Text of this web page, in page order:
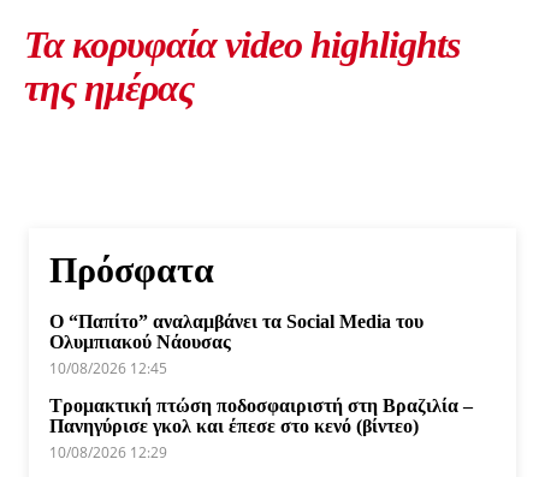
Τα κορυφαία video highlights
της ημέρας
Πρόσφατα
Ο “Παπίτο” αναλαμβάνει τα Social Media του
Ολυμπιακού Νάουσας
10/08/2026 12:45
Τρομακτική πτώση ποδοσφαιριστή στη Βραζιλία –
Πανηγύρισε γκολ και έπεσε στο κενό (βίντεο)
10/08/2026 12:29